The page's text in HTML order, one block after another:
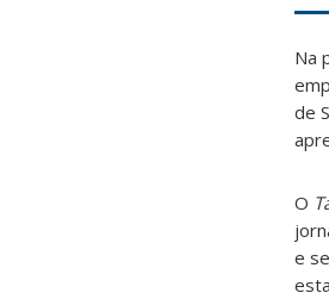
Na
de
O
e